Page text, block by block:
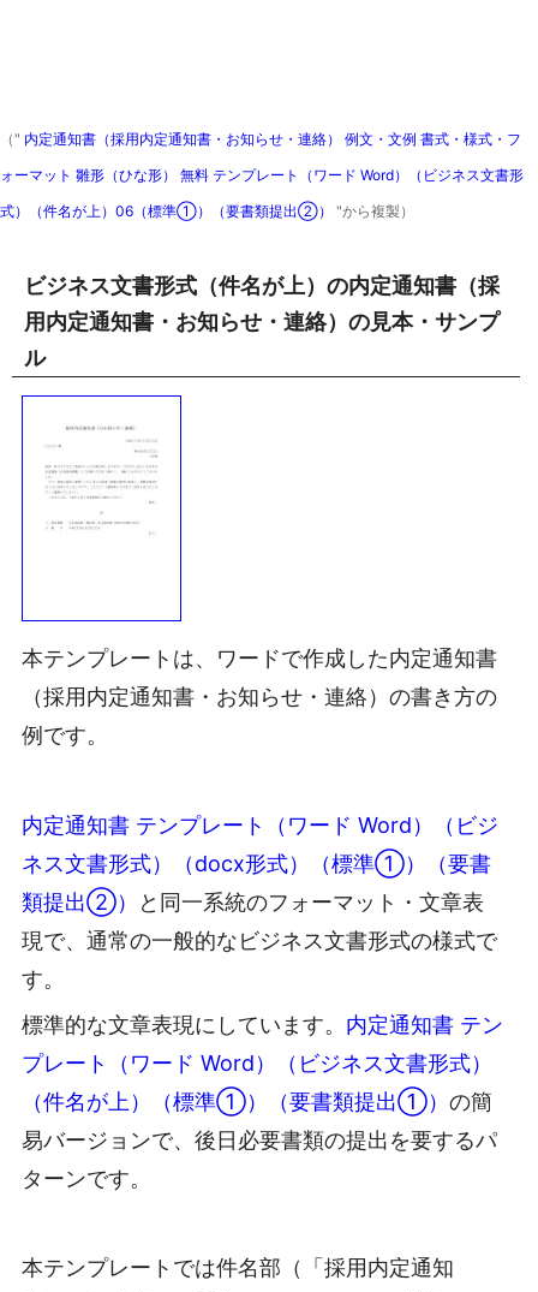
（" 内定通知書（採用内定通知書・お知らせ・連絡） 例文・文例 書式・様式・フ
ォーマット 雛形（ひな形） 無料 テンプレート（ワード Word）（ビジネス文書形
式）（件名が上）06（標準①）（要書類提出②） "から複製）
ビジネス文書形式（件名が上）の内定通知書（採
用内定通知書・お知らせ・連絡）の見本・サンプ
ル
本テンプレートは、ワードで作成した内定通知書
（採用内定通知書・お知らせ・連絡）の書き方の
例です。
内定通知書 テンプレート（ワード Word）（ビジ
ネス文書形式）（docx形式）（標準①）（要書
類提出②）
と同一系統のフォーマット・文章表
現で、通常の一般的なビジネス文書形式の様式で
す。
標準的な文章表現にしています。 内定通知書 テン
プレート（ワード Word）（ビジネス文書形式）
（件名が上）（標準①）（要書類提出①） の簡
易バージョンで、後日必要書類の提出を要するパ
ターンです。
本テンプレートでは件名部（「採用内定通知